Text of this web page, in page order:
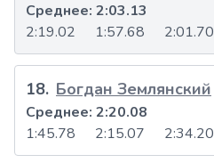
2:19.02 1:57.68 2:01.70
Среднее: 2:03.13
18. Богдан Землянский
1:45.78 2:15.07 2:34.20
Среднее: 2:20.08